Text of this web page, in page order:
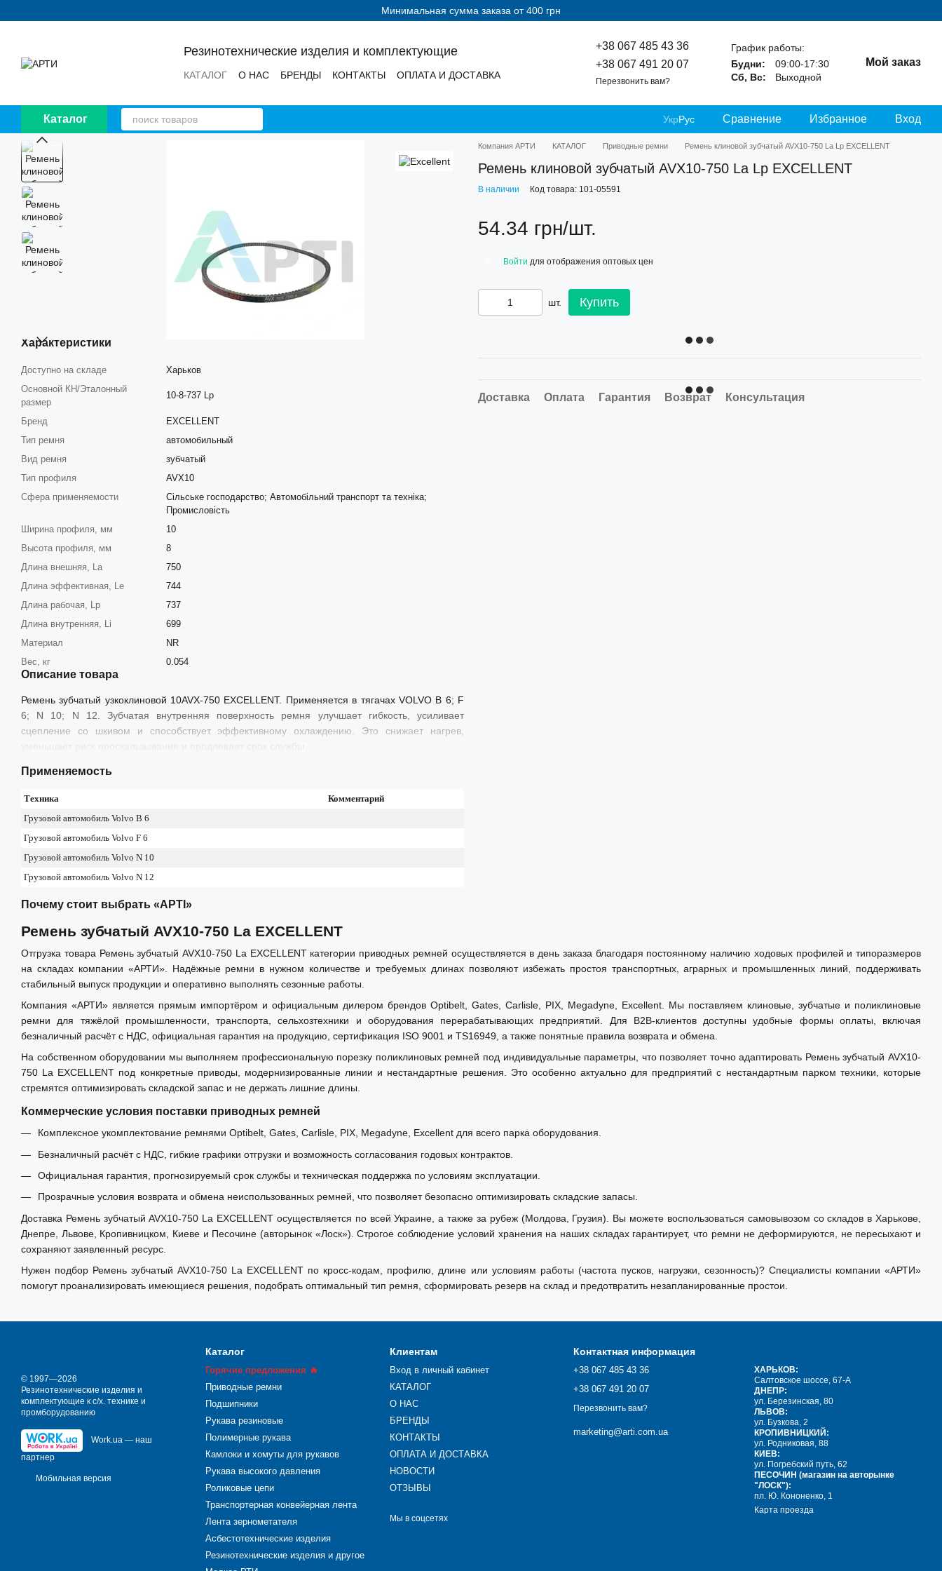
Минимальная сумма заказа от 400 грн
Резинотехнические изделия и комплектующие
КАТАЛОГ О НАС БРЕНДЫ КОНТАКТЫ
ОПЛАТА И ДОСТАВКА
+38 067 485 43 36
+38 067 491 20 07
Перезвонить вам?
График работы:
Будни:
09:00-17:30
Сб, Вс:
Выходной
Мой заказ
Каталог УкрРус Сравнение Избранное Вход
Характеристики
Доступно на складе
Харьков
Основной КН/Эталонный
размер
10-8-737 Lp
Бренд
EXCELLENT
Тип ремня
автомобильный
Вид ремня
зубчатый
Тип профиля
AVХ10
Сфера применяемости
Сільське господарство; Автомобільний транспорт та техніка;
Промисловість
Ширина профиля, мм
10
Высота профиля, мм
8
Длина внешняя, La
750
Длина эффективная, Le
744
Длина рабочая, Lp
737
Длина внутренняя, Li
699
Материал
NR
Вес, кг
0.054
Описание товара
Ремень зубчатый узкоклиновой 10AVX-750 EXCELLENT. Применяется в тягачах VOLVO B 6; F
6; N 10; N 12. Зубчатая внутренняя поверхность ремня улучшает гибкость, усиливает
сцепление со шкивом и способствует эффективному охлаждению. Это снижает нагрев,
уменьшает риск проскальзывания и продлевает срок службы.
Применяемость
Техника
Комментарий
Грузовой автомобиль Volvo B 6
Грузовой автомобиль Volvo F 6
Грузовой автомобиль Volvo N 10
Грузовой автомобиль Volvo N 12
Компания АРТИ КАТАЛОГ Приводные ремни Ремень клиновой зубчатый AVХ10-750 La Lp EXCELLENT
Ремень клиновой зубчатый AVХ10-750 La Lp EXCELLENT
В наличии Код товара: 101-05591
54.34 грн/шт.
Войти для отображения оптовых цен
шт. Купить
Доставка Оплата Гарантия Возврат Консультация
Почему стоит выбрать «АРТІ»
Ремень зубчатый AVХ10-750 La EXCELLENT
Отгрузка товара Ремень зубчатый AVХ10-750 La EXCELLENT категории приводных ремней осуществляется в день заказа благодаря постоянному наличию ходовых профилей и типоразмеров
на складах компании «АРТИ». Надёжные ремни в нужном количестве и требуемых длинах позволяют избежать простоя транспортных, аграрных и промышленных линий, поддерживать
стабильный выпуск продукции и оперативно выполнять сезонные работы.
Компания «АРТИ» является прямым импортёром и официальным дилером брендов Optibelt, Gates, Carlisle, PIX, Megadyne, Excellent. Мы поставляем клиновые, зубчатые и поликлиновые
ремни для тяжёлой промышленности, транспорта, сельхозтехники и оборудования перерабатывающих предприятий. Для B2B-клиентов доступны удобные формы оплаты, включая
безналичный расчёт с НДС, официальная гарантия на продукцию, сертификация ISO 9001 и TS16949, а также понятные правила возврата и обмена.
На собственном оборудовании мы выполняем профессиональную порезку поликлиновых ремней под индивидуальные параметры, что позволяет точно адаптировать Ремень зубчатый AVХ10-
750 La EXCELLENT под конкретные приводы, модернизированные линии и нестандартные решения. Это особенно актуально для предприятий с нестандартным парком техники, которые
стремятся оптимизировать складской запас и не держать лишние длины.
Коммерческие условия поставки приводных ремней
Комплексное укомплектование ремнями Optibelt, Gates, Carlisle, PIX, Megadyne, Excellent для всего парка оборудования.
Безналичный расчёт с НДС, гибкие графики отгрузки и возможность согласования годовых контрактов.
Официальная гарантия, прогнозируемый срок службы и техническая поддержка по условиям эксплуатации.
Прозрачные условия возврата и обмена неиспользованных ремней, что позволяет безопасно оптимизировать складские запасы.
Доставка Ремень зубчатый AVХ10-750 La EXCELLENT осуществляется по всей Украине, а также за рубеж (Молдова, Грузия). Вы можете воспользоваться самовывозом со складов в Харькове,
Днепре, Львове, Кропивницком, Киеве и Песочине (авторынок «Лоск»). Строгое соблюдение условий хранения на наших складах гарантирует, что ремни не деформируются, не пересыхают и
сохраняют заявленный ресурс.
Нужен подбор Ремень зубчатый AVХ10-750 La EXCELLENT по кросс-кодам, профилю, длине или условиям работы (частота пусков, нагрузки, сезонность)? Специалисты компании «АРТИ»
помогут проанализировать имеющиеся решения, подобрать оптимальный тип ремня, сформировать резерв на склад и предотвратить незапланированные простои.
© 1997—2026
Резинотехнические изделия и
комплектующие к с/х. технике и
промборудованию
Work.ua — наш
партнер
Мобильная версия
Каталог
Горячие предложения 🔥
Приводные ремни
Подшипники
Рукава резиновые
Полимерные рукава
Камлоки и хомуты для рукавов
Рукава высокого давления
Роликовые цепи
Транспортерная конвейерная лента
Лента зернометателя
Асбестотехнические изделия
Резинотехнические изделия и другое
Клиентам
Вход в личный кабинет
КАТАЛОГ
О НАС
БРЕНДЫ
КОНТАКТЫ
ОПЛАТА И ДОСТАВКА
НОВОСТИ
ОТЗЫВЫ
Мы в соцсетях
Контактная информация
+38 067 485 43 36
+38 067 491 20 07
Перезвонить вам?
marketing@arti.com.ua
ХАРЬКОВ:
Салтовское шоссе, 67-А
ДНЕПР:
ул. Березинская, 80
ЛЬВОВ:
ул. Бузкова, 2
КРОПИВНИЦКИЙ:
ул. Родниковая, 88
КИЕВ:
ул. Погребский путь, 62
ПЕСОЧИН (магазин на авторынке
"ЛОСК"):
пл. Ю. Кононенко, 1
Карта проезда